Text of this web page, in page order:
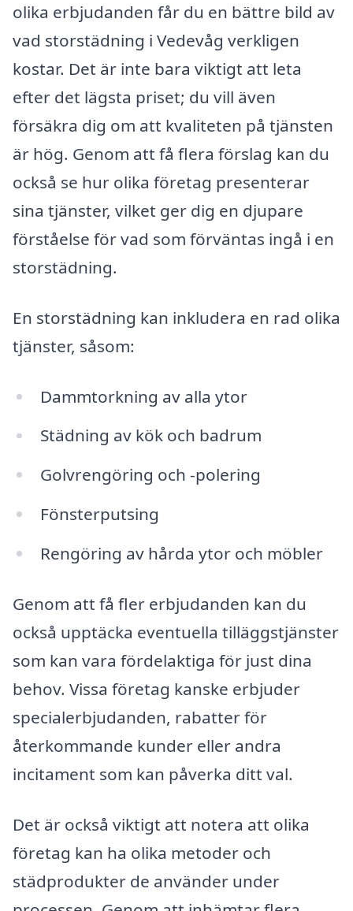
olika erbjudanden får du en bättre bild av
vad storstädning i Vedevåg verkligen
kostar. Det är inte bara viktigt att leta
efter det lägsta priset; du vill även
försäkra dig om att kvaliteten på tjänsten
är hög. Genom att få flera förslag kan du
också se hur olika företag presenterar
sina tjänster, vilket ger dig en djupare
förståelse för vad som förväntas ingå i en
storstädning.
En storstädning kan inkludera en rad olika
tjänster, såsom:
Dammtorkning av alla ytor
Städning av kök och badrum
Golvrengöring och -polering
Fönsterputsing
Rengöring av hårda ytor och möbler
Genom att få fler erbjudanden kan du
också upptäcka eventuella tilläggstjänster
som kan vara fördelaktiga för just dina
behov. Vissa företag kanske erbjuder
specialerbjudanden, rabatter för
återkommande kunder eller andra
incitament som kan påverka ditt val.
Det är också viktigt att notera att olika
företag kan ha olika metoder och
städprodukter de använder under